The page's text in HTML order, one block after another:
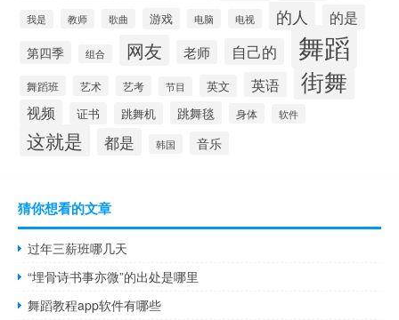
我是 教师 歌曲 游戏 电脑 电视 的人 的是
第四季 组合 网友 老师 自己的 舞蹈
舞蹈班 艺术 艺考 节目 英文 英语 街舞
视频 证书 跳舞机 跳舞毯 身体 软件
这就是 都是 韩国 音乐
猜你想看的文章
过年三薪班哪几天
“埋骨诗书事亦微”的出处是哪里
舞蹈教程app软件有哪些